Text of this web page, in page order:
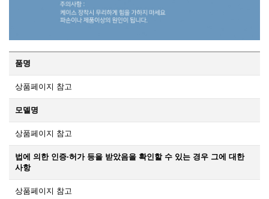
품명
상품페이지 참고
모델명
상품페이지 참고
법에 의한 인증·허가 등을 받았음을 확인할 수 있는 경우 그에 대한
사항
상품페이지 참고